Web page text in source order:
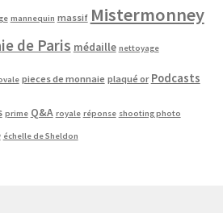
mannequin massif Mistermonney
de Paris médaille nettoyage
pieces de monnaie plaqué or Podcasts
prime Q&A royale réponse shooting photo
échelle de Sheldon